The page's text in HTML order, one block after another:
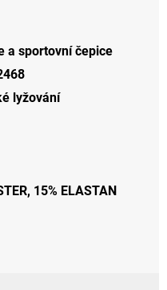
a sportovní čepice
lyžování
15% ELASTAN